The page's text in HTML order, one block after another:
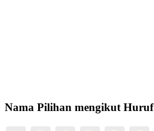
Nama Pilihan mengikut Huruf